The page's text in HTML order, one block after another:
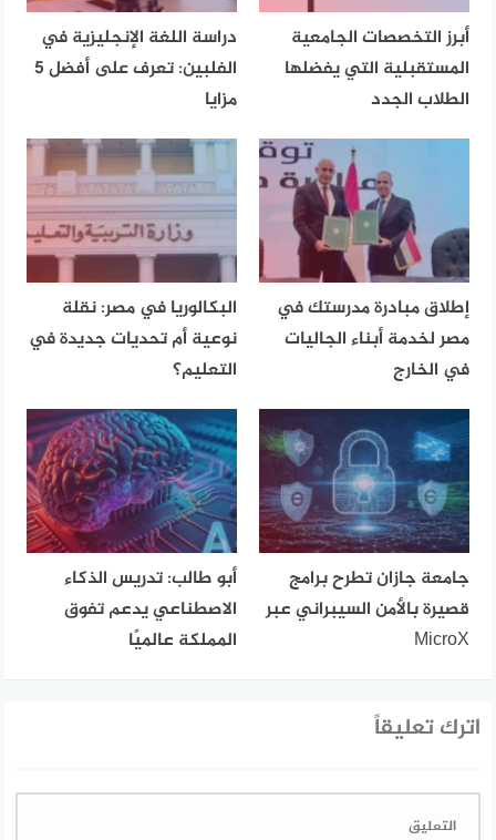
أبرز التخصصات الجامعية
المستقبلية التي يفضلها
الطلاب الجدد
دراسة اللغة الإنجليزية في
الفلبين: تعرف على أفضل 5
مزايا
إطلاق مبادرة مدرستك في
مصر لخدمة أبناء الجاليات
في الخارج
البكالوريا في مصر: نقلة
نوعية أم تحديات جديدة في
التعليم؟
جامعة جازان تطرح برامج
قصيرة بالأمن السيبراني عبر
MicroX
أبو طالب: تدريس الذكاء
الاصطناعي يدعم تفوق
المملكة عالميًا
اترك تعليقاً